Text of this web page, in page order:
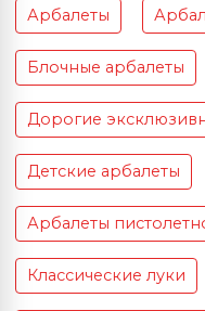
Арбалеты
Блочные арбалеты
Дорогие
Детские арбалеты
Арбалеты
Классические луки